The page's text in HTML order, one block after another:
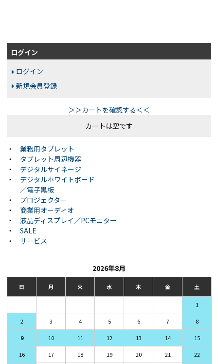
ログイン
ログイン
新規会員登録
＞＞カートを確認する＜＜
カートは空です
・
業務用タブレット
・
タブレット周辺機器
・
デジタルサイネージ
・
デジタルホワイトボード
／電子黒板
・
プロジェクター
・
商業用オーディオ
・
液晶ディスプレイ／PCモニター
・
SALE
・
サービス
2026年8月
日 月 火 水 木 金 土
1
2 3 4 5 6 7 8
9 10 11 12 13 14 15
16 17 18 19 20 21 22